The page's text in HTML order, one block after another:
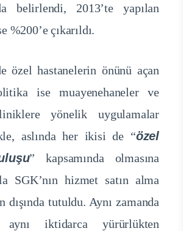
belirlendi, 2013’te yapılan
çıkarıldı.
özel hastanelerin önünü açan
ise muayenehaneler ve
yönelik uygulamalar
aslında her ikisi de “özel
” kapsamında olmasına
SGK’nın hizmet satın alma
dışında tutuldu. Aynı zamanda
iktidarca yürürlükten